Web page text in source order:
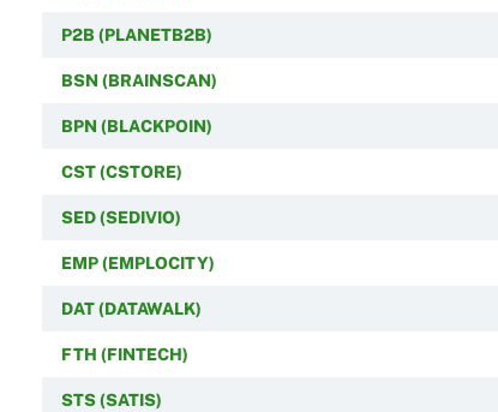
P2B (PLANETB2B)
BSN (BRAINSCAN)
BPN (BLACKPOIN)
CST (CSTORE)
SED (SEDIVIO)
EMP (EMPLOCITY)
DAT (DATAWALK)
FTH (FINTECH)
STS (SATIS)